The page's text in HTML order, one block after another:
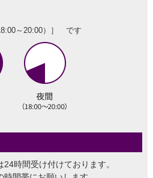
～20:00）］ です
時間受け付けております。